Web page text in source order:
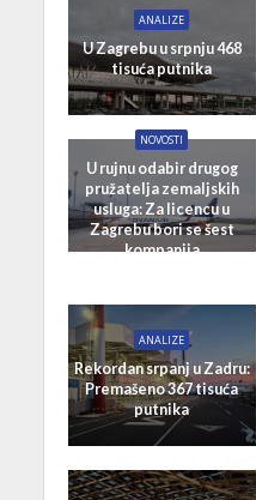
ANALIZE
U Zagrebu u srpnju 468
tisuća putnika
NOVOSTI
U rujnu odabir drugog
pružatelja zemaljskih
usluga: Za licencu u
Zagrebu bori se šest
kompanija
ANALIZE
Rekordan srpanj u Zadru:
Premašeno 367 tisuća
putnika